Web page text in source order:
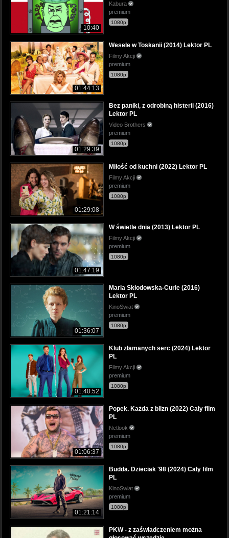
10:40
Kabura
premium
1080p
01:44:13
Wesele w Toskanii (2014) Lektor PL
Filmy Akcji
premium
1080p
01:29:39
Bez paniki, z odrobiną histerii (2016)
Lektor PL
Video Brothers
premium
1080p
01:29:08
Miłość od kuchni (2022) Lektor PL
Filmy Akcji
premium
1080p
01:47:19
W świetle dnia (2013) Lektor PL
Filmy Akcji
premium
1080p
01:36:07
Maria Skłodowska-Curie (2016)
Lektor PL
KinoSwiat
premium
1080p
01:40:52
Klub złamanych serc (2024) Lektor
PL
Filmy Akcji
premium
1080p
01:06:37
Popek. Każda z blizn (2022) Cały film
PL
Netlook
premium
1080p
01:21:14
Budda. Dzieciak '98 (2024) Cały film
PL
KinoSwiat
premium
1080p
PKW - z zaświadczeniem można